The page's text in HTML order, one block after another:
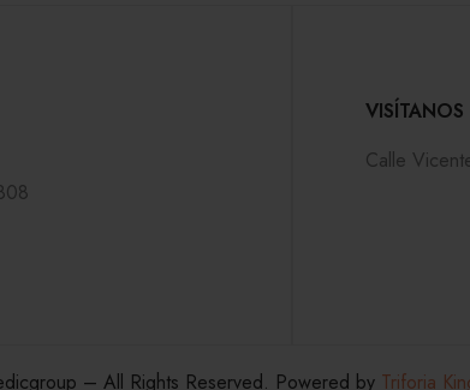
VISÍTANOS
Calle
– All Rights Reserved. Powered by Triforia